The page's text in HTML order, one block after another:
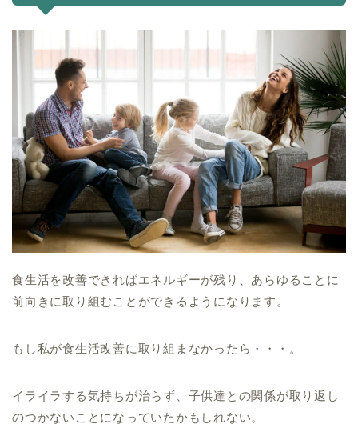
食生活を改善できればエネルギーが残り、あらゆることに
前向きに取り組むことができる ようになります。
もし私が食生活改善に取り組まなかったら・・・。
イライラする気持ちが治らず、子供達との関係が取り返し
のつかないことになっていたかもしれない。